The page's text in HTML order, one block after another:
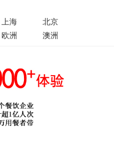
上海
北京
欧洲 澳洲